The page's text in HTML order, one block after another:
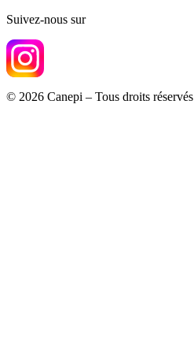
Suivez-nous sur
© 2026 Canepi – Tous droits réservés